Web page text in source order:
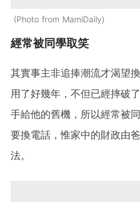
Photo from MamiDaily
經常被同學取笑
其實事主非追捧潮流才渴望
用了好幾年，不但已經摔破
手給他的舊機，所以經常被
要換電話，惟家中的財政由
法。